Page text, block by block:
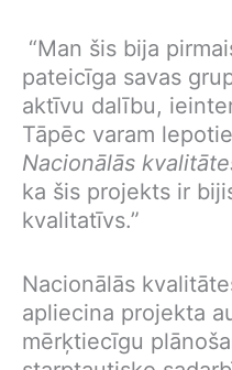
“Man šis bija
pateicīga savas
aktīvu dalību,
Tāpēc varam
Nacionālās
ka šis projekts ir
kvalitatīvs.”
Nacionālās
apliecina projekta
mērķtiecīgu